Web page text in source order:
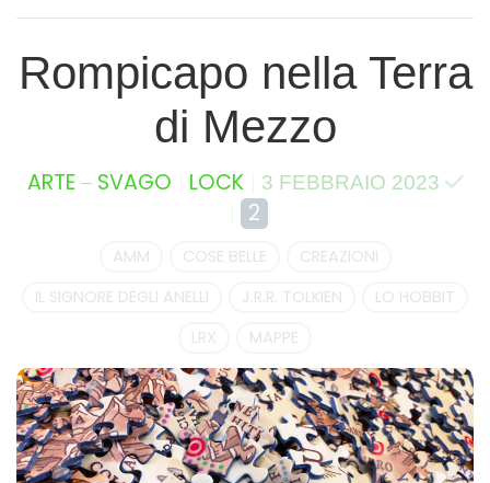
Rompicapo nella Terra
di Mezzo
ARTE– SVAGO LOCK 3 FEBBRAIO 2023
2
AMM COSE BELLE
CREAZIONI
IL SIGNORE DEGLI ANELLI
J.R.R. TOLKIEN
LO HOBBIT
LRX
MAPPE